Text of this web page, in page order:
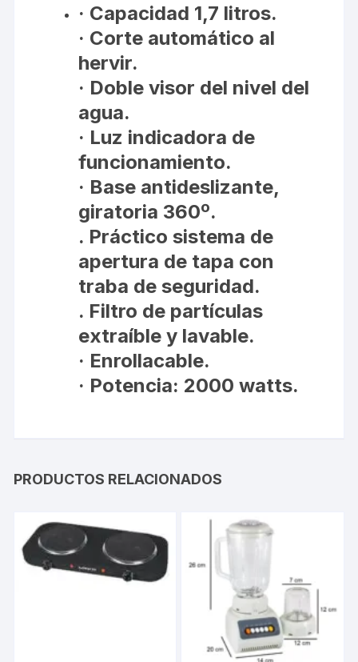
· Capacidad 1,7 litros.
· Corte automático al
hervir.
· Doble visor del nivel del
agua.
· Luz indicadora de
funcionamiento.
· Base antideslizante,
giratoria 360º.
. Práctico sistema de
apertura de tapa con
traba de seguridad.
. Filtro de partículas
extraíble y lavable.
· Enrollacable.
· Potencia: 2000 watts.
PRODUCTOS RELACIONADOS